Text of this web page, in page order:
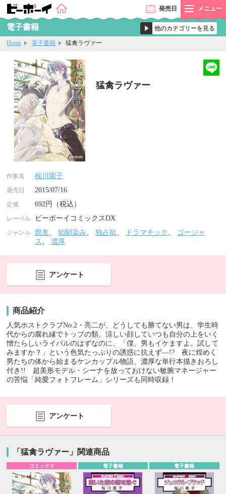
発売日 メニュー
電子書籍
Home 電子書籍 猛禽ラヴァー
猛禽ラヴァー
作家名 桜川園子
発売日 2015/07/16
定価 692円（税込）
レーベル ビーボーイコミックスDX
ジャンル 親友、幼馴染み、独占欲、 ドラマチック 、
ゴージャ
ス 、濃厚
アンケート
商品紹介
人気ホストクラブNo.2・亮二が、どうしても勝てない男は、学生時
代からの腐れ縁でトップの類。涼しい顔していつも自分の上をいく
憎たらしいライバルのはずなのに、「僕、男もイケますよ。試して
みますか？」という色気たっぷりの誘惑に抗えず―!? 夜に煌めく
男たちの体から始まるケンカップル物語、濃厚な単行本描きおろし
付き!! 超美形モデル・シーナを放っておけない敏腕マネージャー
の苦悩「純愛フォトフレーム」シリーズも同時収録！
アンケート
「猛禽ラヴァー」関連商品
コミックス 電子書籍 電子書籍